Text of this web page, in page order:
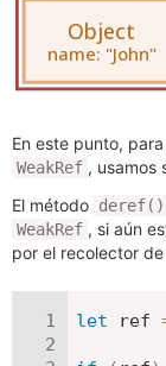
En este punto,
WeakRef , usamos
El método deref()
WeakRef , si aún
por el recolector
let ref